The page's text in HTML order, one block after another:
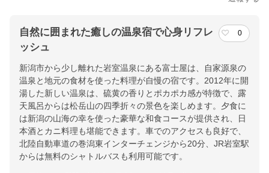
自然に囲まれた癒しの温泉宿で心身リフレ
ッシュ
0
新潟市から少し離れた岩室温泉にある富士屋は、自家源泉の
温泉と地元の食材を使った料理が自慢の宿です。2012年に開
湯した新しい温泉は、硫黄の香りとポカポカ感が特徴で、露
天風呂からは松岳山の四季折々の景色を楽しめます。夕食に
は新潟の山海の幸を使った豪華な和食コースが提供され、日
本酒とカニ料理も堪能できます。車でのアクセスも良好で、
北陸自動車道の巻潟東インターチェンジから20分、JR岩室駅
からは無料のシャトルバスも利用可能です。